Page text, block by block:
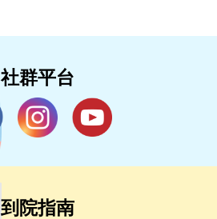
社群平台
到院指南